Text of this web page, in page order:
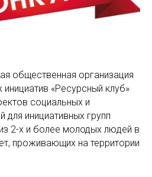
общественная организация
«Ресурсный клуб»
социальных и
для инициативных групп
2-х и более молодых людей в
проживающих на территории